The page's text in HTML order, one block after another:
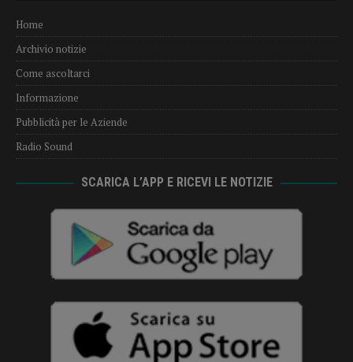
Home
Archivio notizie
Come ascoltarci
Informazione
Pubblicità per le Aziende
Radio Sound
SCARICA L’APP E RICEVI LE NOTIZIE